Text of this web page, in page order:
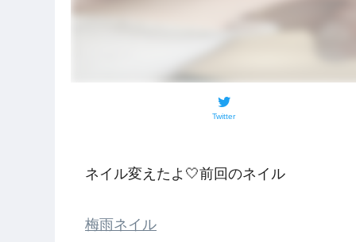
Twitter
ネイル変えたよ🤍前回のネイル
梅雨ネイル